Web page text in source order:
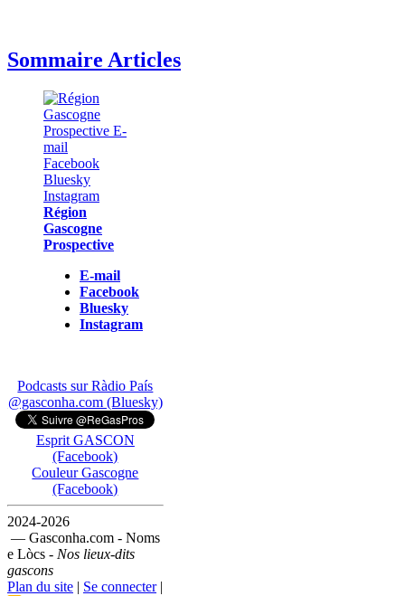
Sommaire Articles
Région
Gascogne
Prospective
E-mail
Facebook
Bluesky
Instagram
Podcasts sur Ràdio País
@gasconha.com (Bluesky)
Esprit GASCON
(Facebook)
Couleur Gascogne
(Facebook)
2024-2026
— Gasconha.com - Noms
e Lòcs - Nos lieux-dits
gascons
Plan du site | Se connecter|